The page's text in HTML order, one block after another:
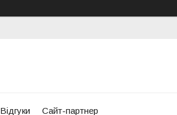
Відгуки Сайт-партнер